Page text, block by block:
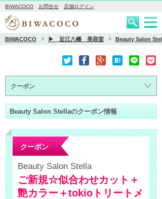
BIWACOCO お問合せ 店舗ログイン
BIWACOCO ▶ 近江八幡 美容室 Beauty Salon
クーポン
Beauty Salon Stellaのクーポン情報
クーポン
Beauty Salon Stella
ご新規☆似合わせカット＋
艶カラー＋tokioトリートメ